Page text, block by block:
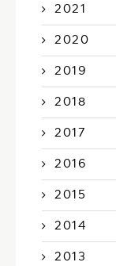
2021
2020
2019
2018
2017
2016
2015
2014
2013